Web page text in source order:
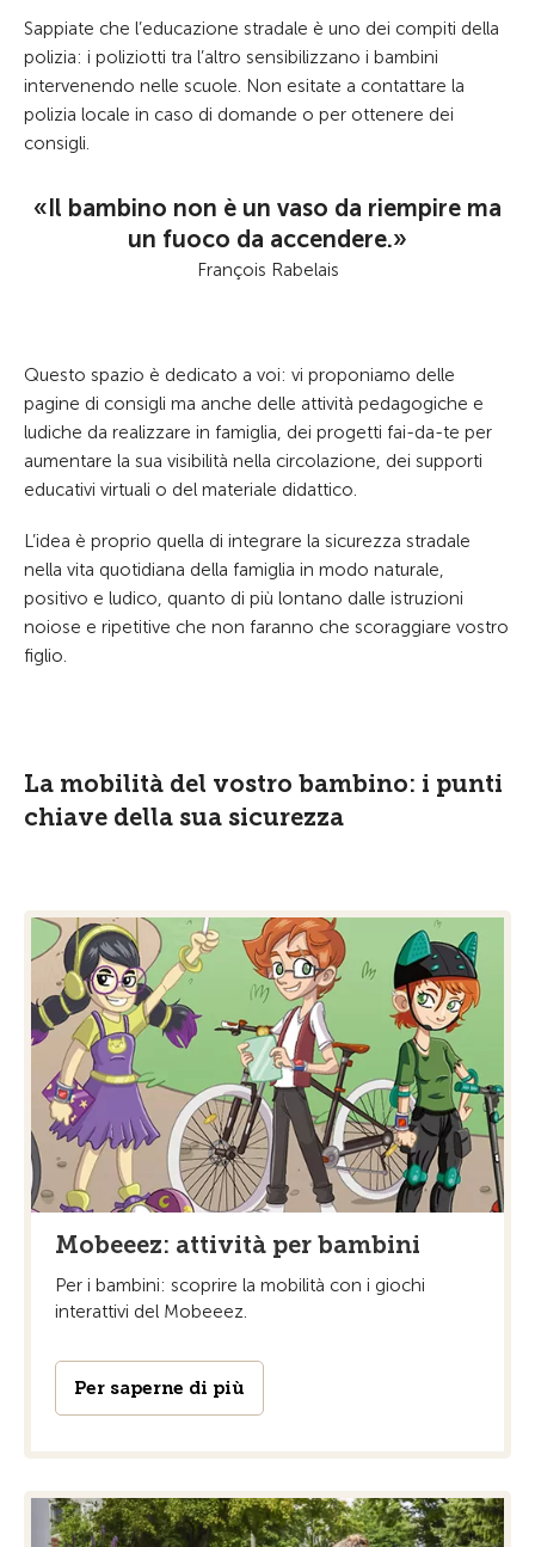
Sappiate che l’educazione stradale è uno dei compiti della
polizia: i poliziotti tra l’altro sensibilizzano i bambini
intervenendo nelle scuole. Non esitate a contattare la
polizia locale in caso di domande o per ottenere dei
consigli.
«Il bambino non è un vaso da riempire ma
un fuoco da accendere.»
François Rabelais
Questo spazio è dedicato a voi: vi proponiamo delle
pagine di consigli ma anche delle attività pedagogiche e
ludiche da realizzare in famiglia, dei progetti fai-da-te per
aumentare la sua visibilità nella circolazione, dei supporti
educativi virtuali o del materiale didattico.
L’idea è proprio quella di integrare la sicurezza stradale
nella vita quotidiana della famiglia in modo naturale,
positivo e ludico, quanto di più lontano dalle istruzioni
noiose e ripetitive che non faranno che scoraggiare vostro
figlio.
La mobilità del vostro bambino: i punti
chiave della sua sicurezza
Mobeeez: attività per bambini
Per i bambini: scoprire la mobilità con i giochi
interattivi del Mobeeez.
Per saperne di più